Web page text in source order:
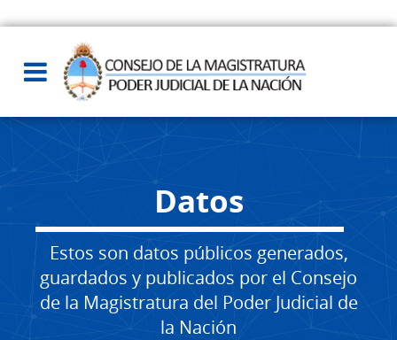
Datos
Estos son datos públicos generados,
guardados y publicados por el Consejo
de la Magistratura del Poder Judicial de
la Nación